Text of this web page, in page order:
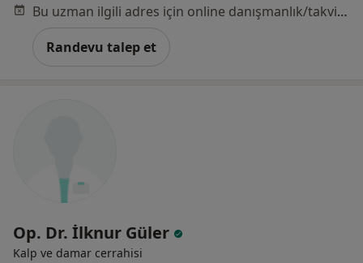
Bu uzman ilgili adres için online danışmanlık/takvim sunmuyor.
Randevu talep et
Op. Dr. İlknur Güler
Kalp ve damar cerrahisi